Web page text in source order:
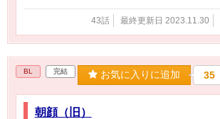
43話 最終更新日 2023.11.30
BL 完結 お気に入りに追加 35
朝顔（旧）